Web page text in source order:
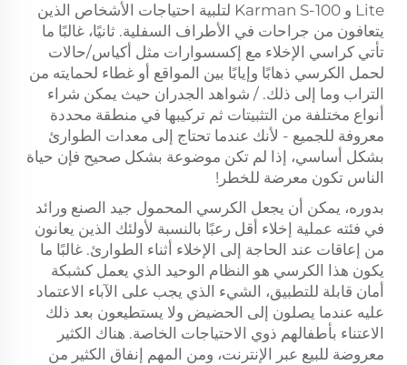
Lite و Karman S-100 لتلبية احتياجات الأشخاص الذين
يتعافون من جراحات في الأطراف السفلية. ثانيًا، غالبًا ما
تأتي كراسي الإخلاء مع إكسسوارات مثل أكياس/حالات
لحمل الكرسي ذهابًا وإيابًا بين المواقع أو غطاء لحمايته من
التراب وما إلى ذلك. / شواهد الجدران حيث يمكن شراء
أنواع مختلفة من التثبيتات ثم تركيبها في منطقة محددة
معروفة للجميع - لأنك عندما تحتاج إلى معدات الطوارئ
بشكل أساسي، إذا لم تكن موضوعة بشكل صحيح فإن حياة
الناس تكون معرضة للخطر!
بدوره، يمكن أن يجعل الكرسي المحمول جيد الصنع ورائد
في فئته عملية إخلاء أقل رعبًا بالنسبة لأولئك الذين يعانون
من إعاقات عند الحاجة إلى الإخلاء أثناء الطوارئ. غالبًا ما
يكون هذا الكرسي هو النظام الوحيد الذي يعمل كشبكة
أمان قابلة للتطبيق، الشيء الذي يجب على الآباء الاعتماد
عليه عندما يصلون إلى الحضيض ولا يستطيعون بعد ذلك
الاعتناء بأطفالهم ذوي الاحتياجات الخاصة. هناك الكثير
معروضة للبيع عبر الإنترنت، ومن المهم إنفاق الكثير من